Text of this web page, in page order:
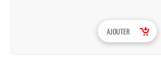
AJOUTER